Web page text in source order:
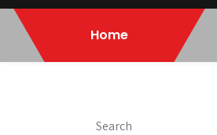
Home
Search